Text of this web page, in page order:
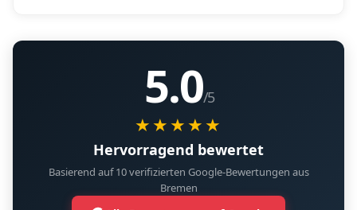
5.0/5
★★★★★
Hervorragend bewertet
Basierend auf 10 verifizierten Google-Bewertungen aus
Bremen